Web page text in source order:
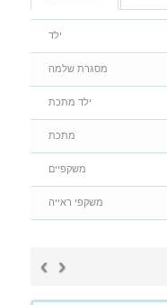
ילד
מסגרת שלמה
ילד מתכת
מתכת
משקפיים
משקפי ראייה
‹
›